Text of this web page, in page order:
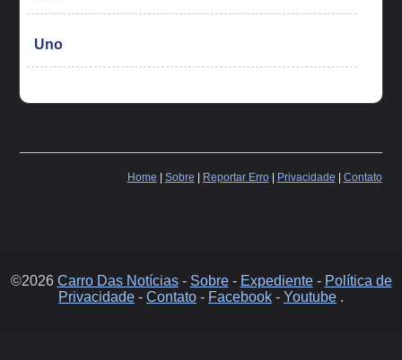
Uno
Home Sobre Reportar Erro| Privacidade Contato
©2026 Carro Das Notícias- Sobre- Expediente- Política de
Privacidade - Contato - Facebook - Youtube .